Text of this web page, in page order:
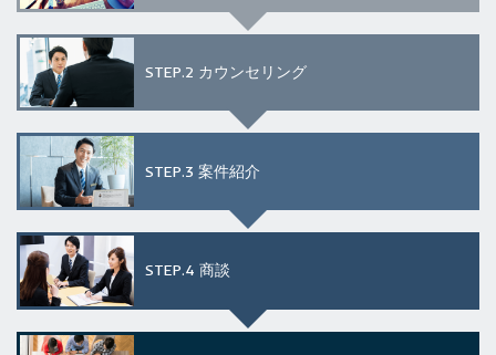
STEP.2 カウンセリング
STEP.3 案件紹介
STEP.4 商談